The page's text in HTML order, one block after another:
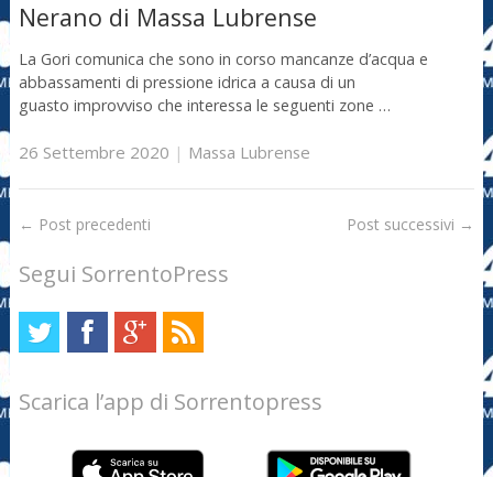
Nerano di Massa Lubrense
La Gori comunica che sono in corso mancanze d’acqua e
abbassamenti di pressione idrica a causa di un
guasto improvviso che interessa le seguenti zone …
26 Settembre 2020 | Massa Lubrense
← Post precedenti Post successivi →
Segui SorrentoPress
Scarica l’app di Sorrentopress